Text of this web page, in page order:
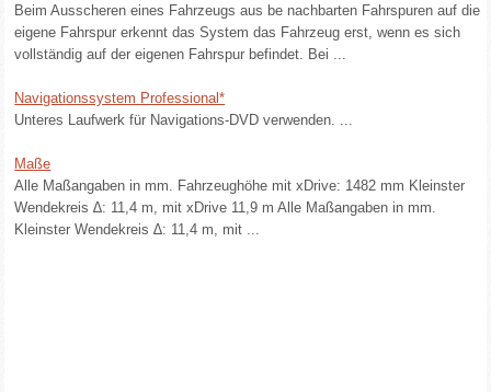
Beim Ausscheren eines Fahrzeugs aus be nachbarten Fahrspuren auf die
eigene Fahrspur erkennt das System das Fahrzeug erst, wenn es sich
vollständig auf der eigenen Fahrspur befindet. Bei ...
Navigationssystem Professional*
Unteres Laufwerk für Navigations-DVD verwenden. ...
Maße
Alle Maßangaben in mm. Fahrzeughöhe mit xDrive: 1482 mm Kleinster
Wendekreis ∆: 11,4 m, mit xDrive 11,9 m Alle Maßangaben in mm.
Kleinster Wendekreis ∆: 11,4 m, mit ...